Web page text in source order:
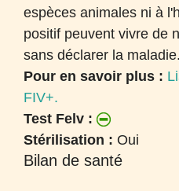
espèces animales ni à
positif peuvent vivre de
sans déclarer la maladie.
Pour en savoir plus :
FIV+.
Test Felv :
Stérilisation : Oui
Bilan de santé